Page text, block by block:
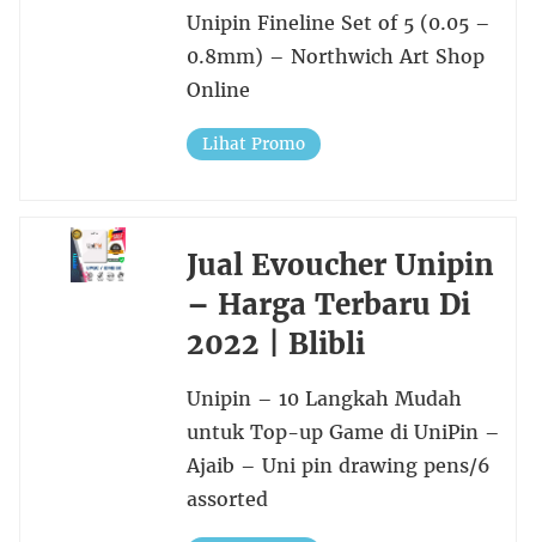
Unipin Fineline Set of 5 (0.05 –
0.8mm) – Northwich Art Shop
Online
Lihat Promo
Jual Evoucher Unipin
– Harga Terbaru Di
2022 | Blibli
Unipin – 10 Langkah Mudah
untuk Top-up Game di UniPin –
Ajaib – Uni pin drawing pens/6
assorted